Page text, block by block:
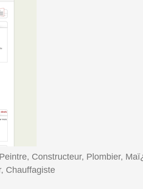
Constructeur, Plombier,
Chauffagiste